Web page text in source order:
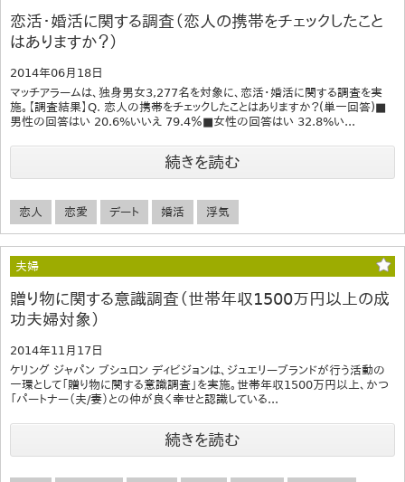
恋活・婚活に関する調査（恋人の携帯をチェックしたこと
はありますか？）
2014年06月18日
マッチアラームは、独身男女3,277名を対象に、恋活・婚活に関する調査を実
施。【調査結果】Q. 恋人の携帯をチェックしたことはありますか？(単一回答)■
男性の回答はい 20.6%いいえ 79.4％■女性の回答はい 32.8%い...
続きを読む
恋人 恋愛 デート 婚活 浮気
夫婦
贈り物に関する意識調査（世帯年収1500万円以上の成
功夫婦対象）
2014年11月17日
ケリング ジャパン ブシュロン ディビジョンは、ジュエリーブランドが行う活動の
一環として「贈り物に関する意識調査」を実施。世帯年収1500万円以上、かつ
「パートナー（夫/妻）との仲が良く幸せと認識している...
続きを読む